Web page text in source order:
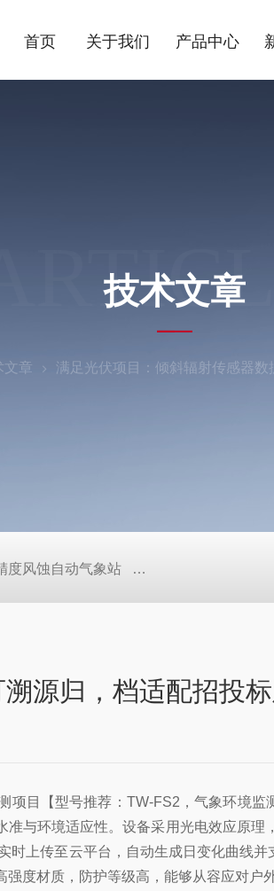
首页 关于我们 产品中心
技术文章
文章 满足光伏项目：倾斜辐射传感器
度风蚀自动气象站 TW-LS6+手持式声学
源归，档适配招投
项目【型号推荐：TW-FS2 ，气象环境
与环境适应性。设备采用光电效应原
上传至云平台，自动生成日变化曲线
度材质，防护等级高，能够从容应对户